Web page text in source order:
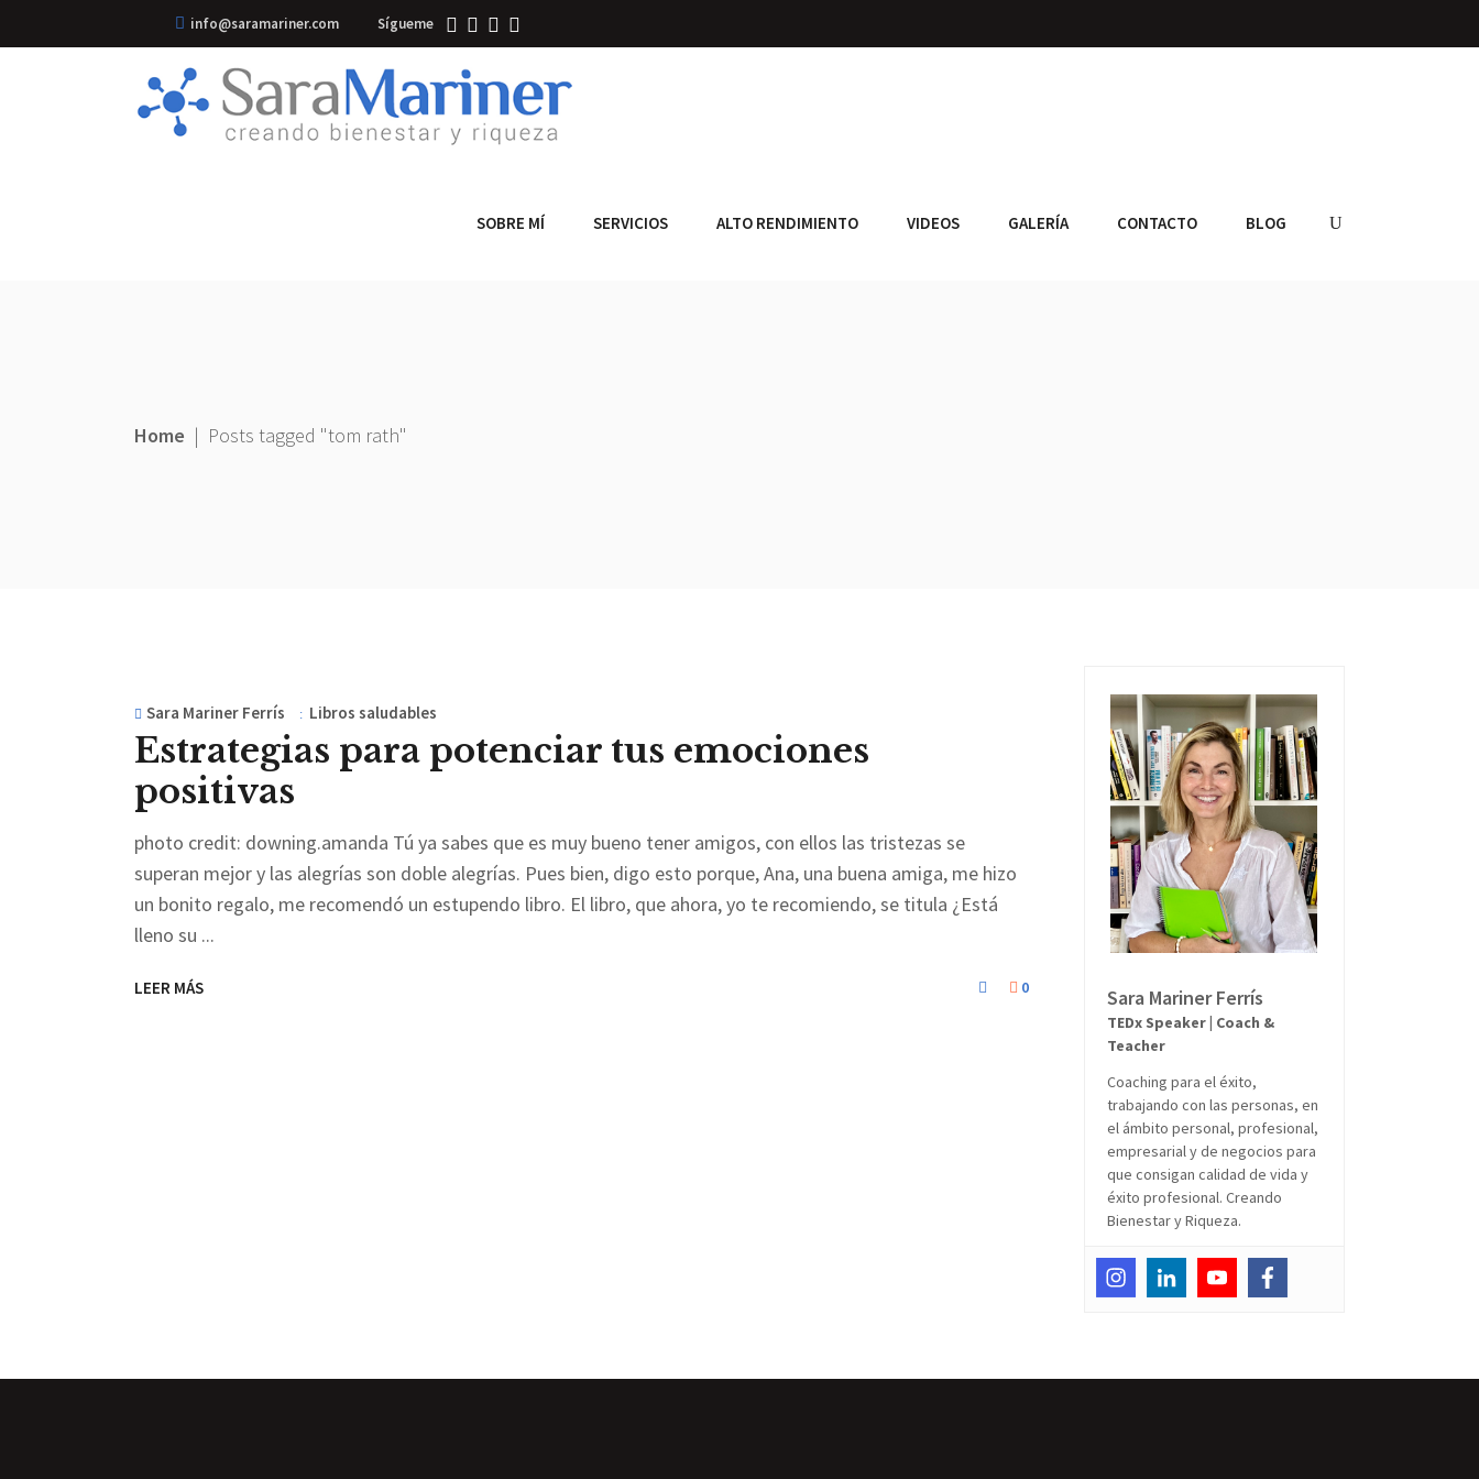
info@saramariner.com Sígueme
SOBRE MÍ SERVICIOS ALTO RENDIMIENTO VIDEOS GALERÍA CONTACTO BLOG
Home | Posts tagged "tom rath"
Sara Mariner Ferrís Libros saludables
Estrategias para potenciar tus emociones
positivas
photo credit: downing.amanda Tú ya sabes que es muy bueno tener amigos, con ellos las tristezas se
superan mejor y las alegrías son doble alegrías. Pues bien, digo esto porque, Ana, una buena amiga, me hizo
un bonito regalo, me recomendó un estupendo libro. El libro, que ahora, yo te recomiendo, se titula ¿Está
lleno su
LEER MÁS 0 Sara Mariner Ferrís
TEDx Speaker | Coach &
Teacher
Coaching para el éxito,
trabajando con las personas, en
el ámbito personal, profesional,
empresarial y de negocios para
que consigan calidad de vida y
éxito profesional. Creando
Bienestar y Riqueza.